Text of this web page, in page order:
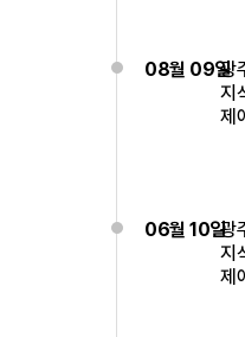
08월 09일광
지
제
06월 10일광
지
제